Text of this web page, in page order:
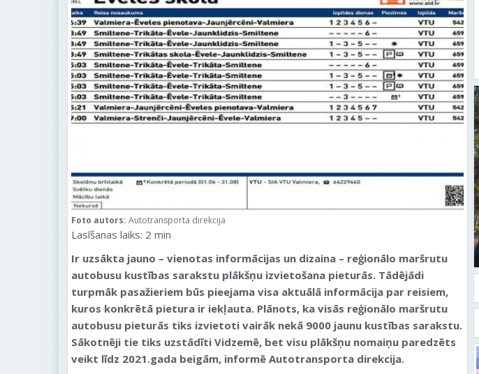
Foto autors: Autotransporta direkcija
Lasīšanas laiks: 2 min
Ir uzsākta jauno – vienotas informācijas un dizaina – reģionālo maršrutu
autobusu kustības sarakstu plākšņu izvietošana pieturās. Tādējādi
turpmāk pasažieriem būs pieejama visa aktuālā informācija par reisiem,
kuros konkrētā pietura ir iekļauta. Plānots, ka visās reģionālo maršrutu
autobusu pieturās tiks izvietoti vairāk nekā 9000 jaunu kustības sarakstu.
Sākotnēji tie tiks uzstādīti Vidzemē, bet visu plākšņu nomaiņu paredzēts
veikt līdz 2021.gada beigām, informē Autotransporta direkcija.